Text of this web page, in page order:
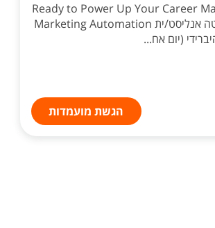
Ready to Power Up Your Career
Analyst | דאטה אנליסט/ית Marketing Automation
(יום אח...
הגשת מועמדות